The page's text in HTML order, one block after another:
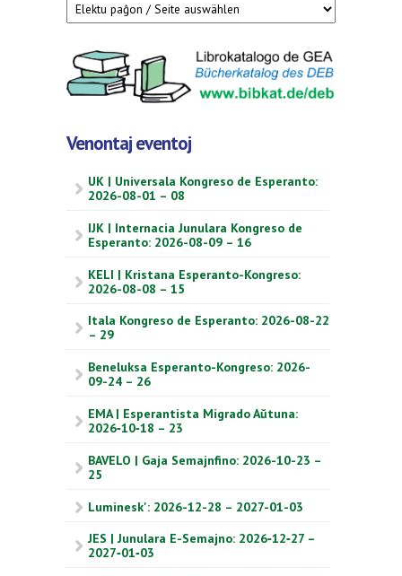
Venontaj eventoj
UK | Universala Kongreso de Esperanto:
2026-08-01 – 08
IJK | Internacia Junulara Kongreso de
Esperanto: 2026-08-09 – 16
KELI | Kristana Esperanto-Kongreso:
2026-08-08 – 15
Itala Kongreso de Esperanto: 2026-08-22
– 29
Beneluksa Esperanto-Kongreso: 2026-
09-24 – 26
EMA | Esperantista Migrado Aŭtuna:
2026‑10‑18 – 23
BAVELO | Gaja Semajnfino: 2026-10-23 –
25
Luminesk': 2026-12-28 – 2027-01-03
JES | Junulara E-Semajno: 2026‑12‑27 –
2027‑01‑03